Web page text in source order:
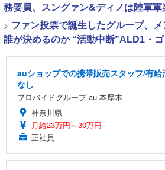
務要員、スングァン&ディノは陸軍軍
> ファン投票で誕生したグループ、
誰が決めるのか “活動中断”ALD1・
auショップでの携帯販売スタッフ/有
なし
プロバイドグループ au 本厚木
神奈川県
月給23万円～30万円
正社員